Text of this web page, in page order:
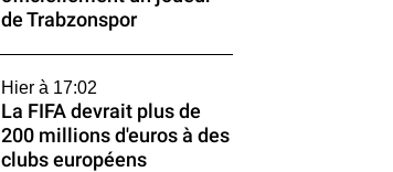
de Trabzonspor
Hier à 17:02
La FIFA devrait plus de
200 millions d'euros à des
clubs européens